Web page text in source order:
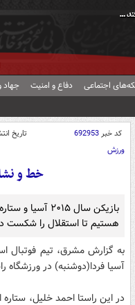
اجتماعی دفاع و امنیت جهاد
کد خبر692953 تاریخ
ورزش
خط و
بازیکن سال
هستیم تا استقلال را شکست
به گزارش مشرق، تیم فوتبال
آسیا فردا(دوشنبه) در ورزشگاه